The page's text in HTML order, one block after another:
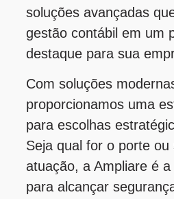
soluções avançadas
gestão contábil em um
destaque para sua
Com soluções
proporcionamos uma
para escolhas
Seja qual for o porte ou
atuação, a Ampliare é
para alcançar